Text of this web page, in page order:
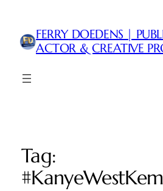
FERRY DOEDENS |
ACTOR & CREATIVE
Tag: